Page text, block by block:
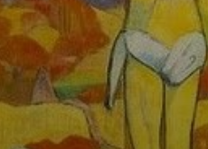
era
obras
Cristo